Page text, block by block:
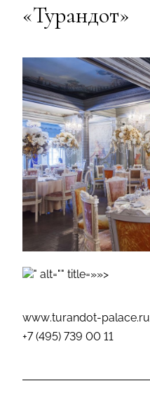
«Турандот»
" alt="" title=»»>
www.turandot-palace.ru
+7 (495) 739 00 11